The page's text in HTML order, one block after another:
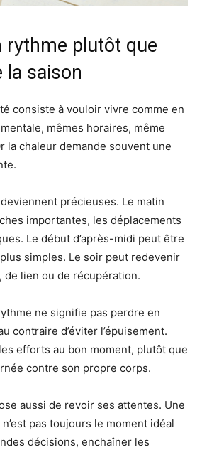
rythme plutôt que
la saison
consiste à vouloir vivre comme en
mêmes horaires, même
la chaleur demande souvent une
précieuses. Le matin
importantes, les déplacements
Le début d’après-midi peut être
simples. Le soir peut redevenir
de lien ou de récupération.
ne signifie pas perdre en
contraire d’éviter l’épuisement.
efforts au bon moment, plutôt que
contre son propre corps.
aussi de revoir ses attentes. Une
pas toujours le moment idéal
décisions, enchaîner les